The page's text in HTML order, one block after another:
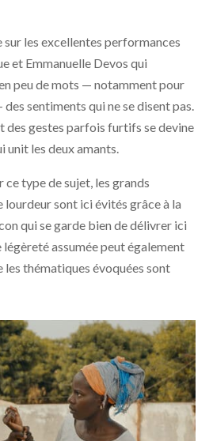
sur les excellentes performances
et Emmanuelle Devos qui
peu de mots — notamment pour
des sentiments qui ne se disent pas.
des gestes parfois furtifs se devine
unit les deux amants.
type de sujet, les grands
lourdeur sont ici évités grâce à la
qui se garde bien de délivrer ici
assumée peut également
les thématiques évoquées sont